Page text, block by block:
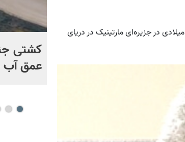
همشهری آنلاین: امه سزر شاعر، نمایشنامه نویس و سیاستمدار درسال ۱۹۱۳ میلادی در جزیره‌ای مارتینیک در دریای
کشتی‌
عمق آب